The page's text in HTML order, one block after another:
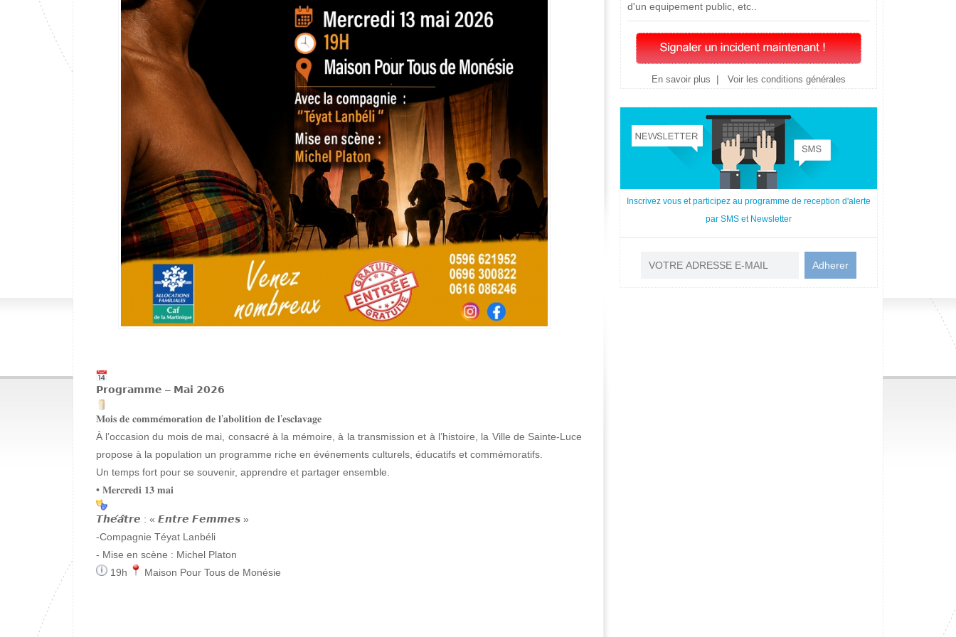
𝗣𝗿𝗼𝗴𝗿𝗮𝗺𝗺𝗲 – 𝗠𝗮𝗶 𝟮𝟬𝟮𝟲
𝐌𝐨𝐢𝐬 𝐝𝐞 𝐜𝐨𝐦𝐦𝐞́𝐦𝐨𝐫𝐚𝐭𝐢𝐨𝐧 𝐝𝐞 𝐥’𝐚𝐛𝐨𝐥𝐢𝐭𝐢𝐨𝐧 𝐝𝐞 𝐥’𝐞𝐬𝐜𝐥𝐚𝐯𝐚𝐠𝐞
À l’occasion du mois de mai, consacré à la mémoire, à la transmission et à l’histoire, la Ville de Sainte-Luce
propose à la population un programme riche en événements culturels, éducatifs et commémoratifs.
Un temps fort pour se souvenir, apprendre et partager ensemble.
• 𝐌𝐞𝐫𝐜𝐫𝐞𝐝𝐢 𝟏𝟑 𝐦𝐚𝐢
𝙏𝙝𝙚́𝙖̂𝙩𝙧𝙚 : « 𝙀𝙣𝙩𝙧𝙚 𝙁𝙚𝙢𝙢𝙚𝙨 »
-Compagnie Téyat Lanbéli
- Mise en scène : Michel Platon
19h
Maison Pour Tous de Monésie
d'un equipement public, etc..
En savoir plus | Voir les conditions générales
Inscrivez vous et participez au programme de reception d'alerte
par SMS et Newsletter